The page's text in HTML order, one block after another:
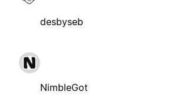
desbyseb
NimbleGot